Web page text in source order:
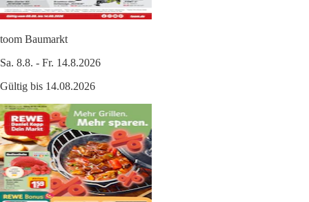
toom Baumarkt
Sa. 8.8. - Fr. 14.8.2026
Gültig bis 14.08.2026